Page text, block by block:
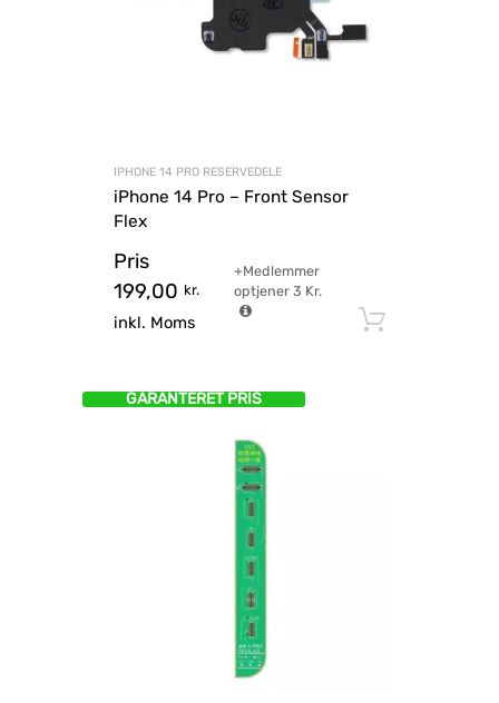
IPHONE 14 PRO RESERVEDELE
iPhone 14 Pro – Front Sensor
Flex
Pris
199,00 kr.
inkl. Moms
+Medlemmer
optjener 3 Kr.
GARANTERET PRIS